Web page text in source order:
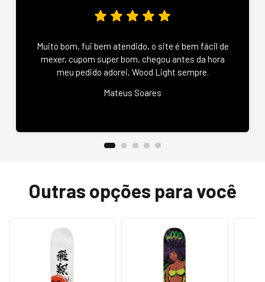
Muito bom, fui bem atendido, o site é bem fácil de
mexer, cupom super bom, chegou antes da hora
meu pedido adorei, Wood Light sempre.
Mateus Soares
Outras opções para você